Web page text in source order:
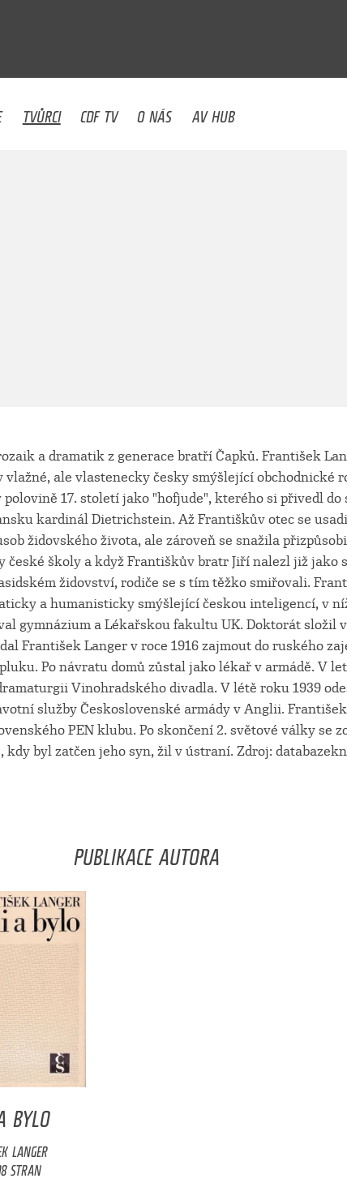
TVŮRCI CDF TV O NÁS AV HUB
a dramatik z generace bratří Čapků. František
vlažné, ale vlastenecky česky smýšlející obchodnické
polovině 17. století jako "hofjude", kterého si přivedl do
kardinál Dietrichstein. Až Františkův otec se
židovského života, ale zároveň se snažila
české školy a když Františkův bratr Jiří nalezl již jako
židovství, rodiče se s tím těžko smiřovali.
a humanisticky smýšlející českou inteligencí, v
gymnázium a Lékařskou fakultu UK. Doktorát složil v
František Langer v roce 1916 zajmout do ruského
Po návratu domů zůstal jako lékař v armádě. V
Vinohradského divadla. V létě roku 1939
služby Československé armády v Anglii.
PEN klubu. Po skončení 2. světové války se
kdy byl zatčen jeho syn, žil v ústraní. Zdroj:
PUBLIKACE AUTORA
BYLO
LANGER
STRAN